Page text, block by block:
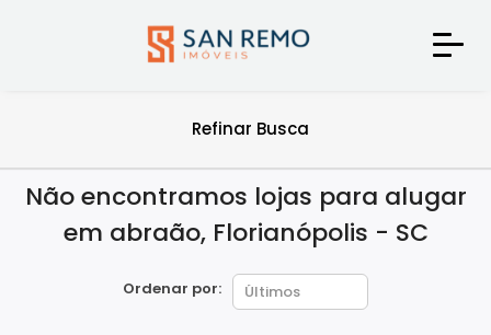
Refinar Busca
Não encontramos lojas para alugar
em abraão, Florianópolis - SC
Ordenar por: